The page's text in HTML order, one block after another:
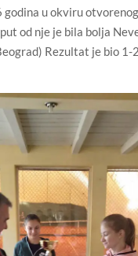
godina u okviru
od nje je bila bolja
Rezultat je bio 1-